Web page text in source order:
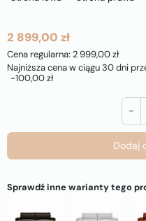
2 899,00 zł
Cena regularna: 2 999,00 zł
Najniższa cena w ciągu 30 dni
-100,00 zł
-
Dodaj
Sprawdź inne warianty tego